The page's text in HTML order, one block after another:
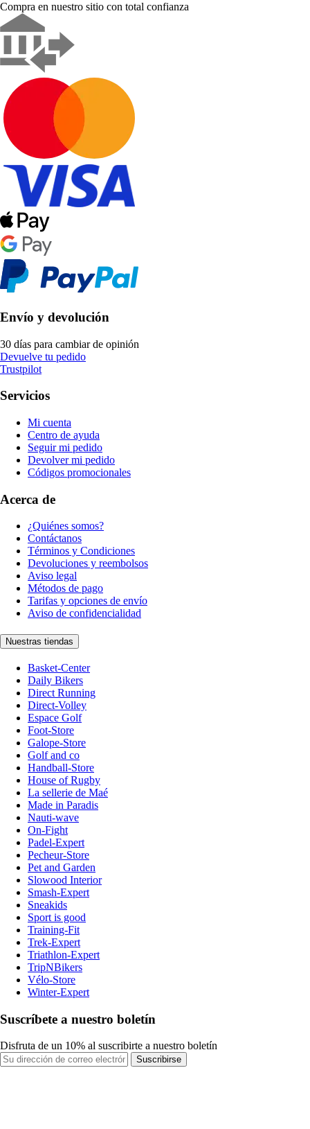
Compra en nuestro sitio con total confianza
Envío y devolución
30 días para cambiar de opinión
Devuelve tu pedido
Trustpilot
Servicios
Mi cuenta
Centro de ayuda
Seguir mi pedido
Devolver mi pedido
Códigos promocionales
Acerca de
¿Quiénes somos?
Contáctanos
Términos y Condiciones
Devoluciones y reembolsos
Aviso legal
Métodos de pago
Tarifas y opciones de envío
Aviso de confidencialidad
Nuestras tiendas
Basket-Center
Daily Bikers
Direct Running
Direct-Volley
Espace Golf
Foot-Store
Galope-Store
Golf and co
Handball-Store
House of Rugby
La sellerie de Maé
Made in Paradis
Nauti-wave
On-Fight
Padel-Expert
Pecheur-Store
Pet and Garden
Slowood Interior
Smash-Expert
Sneakids
Sport is good
Training-Fit
Trek-Expert
Triathlon-Expert
TripNBikers
Vélo-Store
Winter-Expert
Suscríbete a nuestro boletín
Disfruta de un 10% al suscribirte a nuestro boletín
Suscribirse